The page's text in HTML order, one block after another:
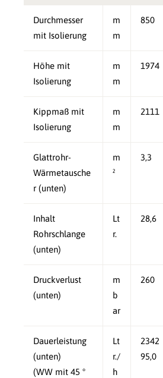
Durchmesser
mit Isolierung
m
m
850
Höhe mit
Isolierung
m
m
1974
Kippmaß mit
Isolierung
m
m
2111
Glattrohr-
Wärmetausche
r (unten)
m
²
3,3
Inhalt
Rohrschlange
(unten)
Lt
r.
28,6
Druckverlust
(unten)
m
b
ar
260
Dauerleistung
(unten)
(WW mit 45 °
Lt
r./
h
2342
95,0